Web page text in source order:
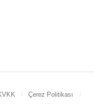
Çerez Politikası